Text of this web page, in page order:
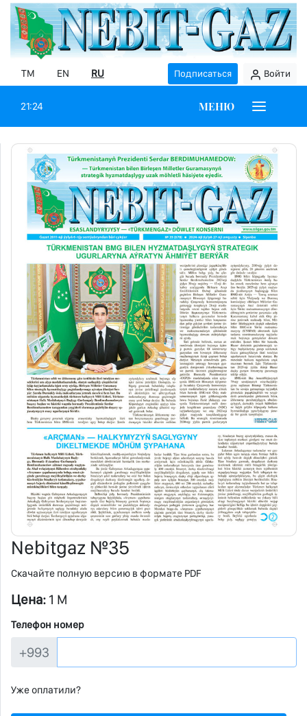
TM EN RU Подписаться Войти
21:24 МЕНЮ
Nebitgaz №35
Скачайте полную версию в формате PDF
Цена: 1 M
Телефон номер
+993
Уже оплатили?